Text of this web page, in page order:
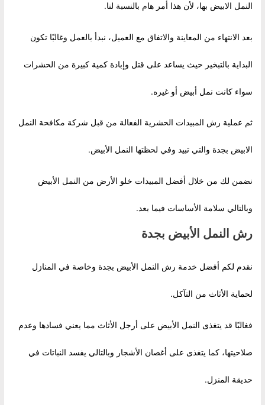
النمل الابيض بها، لأن هذا أمر هام بالنسبة لنا.
بعد الانتهاء من المعاينة والاتفاق مع العميل، نبدأ بالعمل وغالبًا تكون
البداية بالتبخير حيث يساعد على قتل وإبادة كمية كبيرة من الحشرات
سواء كانت نمل أبيض أو غيره.
ثم عملية رش المبيدات الحشرية الفعالة من قبل شركة مكافحة النمل
الابيض بجدة والتي تبيد وفي لحظتها النمل الأبيض.
نضمن لك من خلال أفضل المبيدات خلو الأرض من النمل الأبيض
وبالتالي سلامة الأساسات فيما بعد.
رش النمل الأبيض بجدة
نقدم لكم أفضل خدمة رش النمل الأبيض بجدة وخاصة في المنازل
لحماية الأثاث من التآكل.
فغالبًا قد يتغذى النمل الأبيض على أرجل الأثاث مما يعني فسادها وعدم
صلاحيتها، كما يتغذى على أغصان الأشجار وبالتالي يفسد النباتات في
حديقة المنزل.